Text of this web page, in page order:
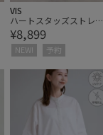
VIS
ハートスタッズストレー
トデニム
¥8,899
NEW! 予約